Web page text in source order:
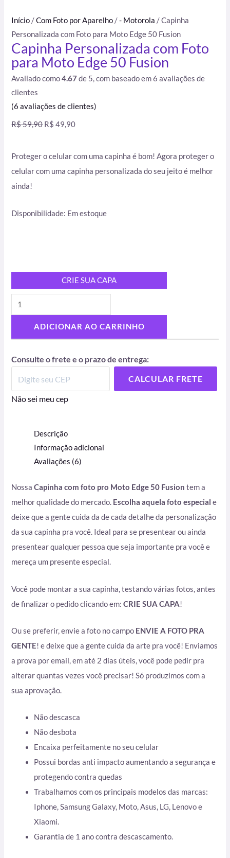
Início /Com Foto por Aparelho /- Motorola / Capinha
Personalizada com Foto para Moto Edge 50 Fusion
Capinha Personalizada com Foto
para Moto Edge 50 Fusion
Avaliado como4.67de 5, com baseado em6 avaliações de
clientes
(6 avaliações de clientes)
R$59,90 R$ 49,90
Proteger o celular com uma capinha é bom! Agora proteger o
celular com uma capinha personalizada do seu jeito é melhor
ainda!
Disponibilidade: Em estoque
CRIE SUA CAPA
ADICIONAR AO CARRINHO
Consulte o frete e o prazo de entrega:
CALCULAR FRETE
Não sei meu cep
Descrição
Informação adicional
Avaliações (6)
NossaCapinha com foto pro Moto Edge 50 Fusiontem a
melhor qualidade do mercado. Escolha aquela foto especiale
deixe que a gente cuida da de cada detalhe da personalização
da sua capinha pra você. Ideal para se presentear ou ainda
presentear qualquer pessoa que seja importante pra você e
mereça um presente especial.
Você pode montar a sua capinha, testando várias fotos, antes
de finalizar o pedido clicando em:CRIE SUA CAPA!
Ou se preferir, envie a foto no campo ENVIE A FOTO PRA
GENTE! e deixe que a gente cuida da arte pra você! Enviamos
a prova por email, em até 2 dias úteis, você pode pedir pra
alterar quantas vezes você precisar! Só produzimos com a
sua aprovação.
Não descasca
Não desbota
Encaixa perfeitamente no seu celular
Possui bordas anti impacto aumentando a segurança e
protegendo contra quedas
Trabalhamos com os principais modelos das marcas:
Iphone, Samsung Galaxy, Moto, Asus, LG, Lenovo e
Xiaomi.
Garantia de 1 ano contra descascamento.